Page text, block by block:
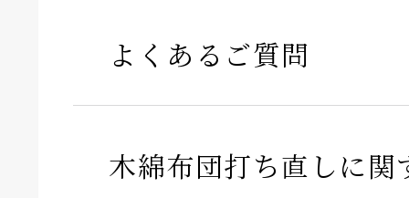
よくあるご質問
木綿布団打ち直しに関